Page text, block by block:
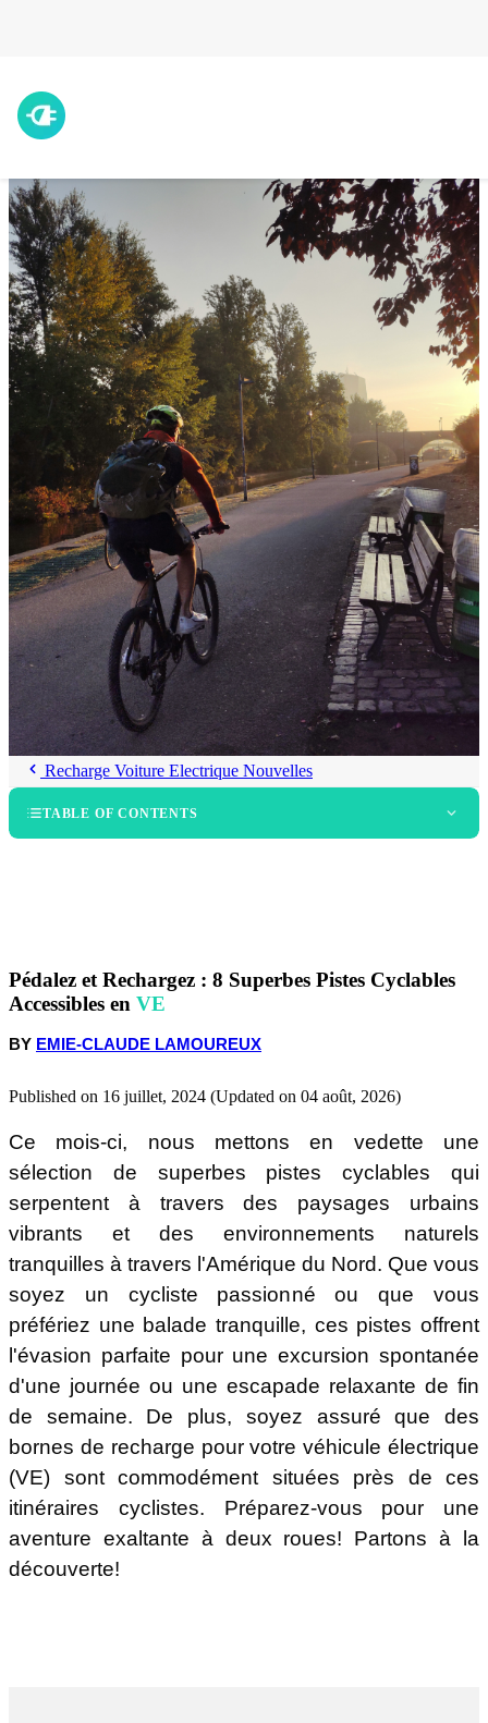
Recharge Voiture Electrique Nouvelles
TABLE OF CONTENTS
Le sentier Virginia Capital Trail
Le P'tit Train du Nord
Le Little Miami Scenic Trail
Le sentier géorgien
Le Root River State Trail
Pédalez et Rechargez : 8 Superbes Pistes Cyclables
Accessibles en VE
BY EMIE-CLAUDE LAMOUREUX
Published on 16 juillet, 2024 (Updated on 04 août, 2026)
Ce mois-ci, nous mettons en vedette une
sélection de superbes pistes cyclables qui
serpentent à travers des paysages urbains
vibrants et des environnements naturels
tranquilles à travers l'Amérique du Nord. Que vous
soyez un cycliste passionné ou que vous
préfériez une balade tranquille, ces pistes offrent
l'évasion parfaite pour une excursion spontanée
d'une journée ou une escapade relaxante de fin
de semaine. De plus, soyez assuré que des
bornes de recharge pour votre véhicule électrique
(VE) sont commodément situées près de ces
itinéraires cyclistes. Préparez-vous pour une
aventure exaltante à deux roues! Partons à la
découverte!